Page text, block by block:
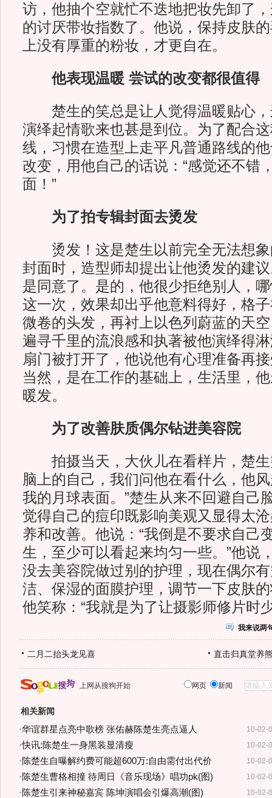
访，他抽个空就忙不迭地把妆先卸了
的讨厌带妆指数了。他说，保持皮肤
上没有厚重的粉妆，才更自在。
他表现温暖 尝试的改变都很值得
楚生的笑总是让人觉得温暖贴心，
演绎起情歌来也甚是到位。为了配合
线，习惯在造型上走平凡普通路线的
改变，用他自己的话说：“感觉还不错
面！”
为了拍专辑封面去烫发
烫发！这是楚生以前完全无法想象
封面时，造型师却提出让他烫发的建
是同意了。是的，他很少拒绝别人，
这一次，效果却出乎他意料得好，格
微卷的头发，再衬上以色列蔚蓝的天
遍寻千里的流浪感和执著被他演绎得
扇门被打开了，他说他有心理准备再
当然，是在工作的基础上，生活里，
暖发。
为了改善肤质偶尔钻进美容院
拍摄当天，大伙儿在看样片，楚生
脑上的自己，我们问他在看什么，他
我的月球表面。”楚生从来不回避自己
觉得自己的痘印既影响美观又显得太
养和改善。他说：“我倒是不要求自己
生，至少可以看起来均匀一些。”他说
没去美容院做过别的护理，现在偶尔
洁、保湿的面膜护理，调节一下皮肤
他笑称：“我就是为了让摄影师修片时
我来说两
二月二抬头龙见喜 直击归真堂养
上网从搜狗开始 网页 新闻
相关新闻
10-02-
·华谊群星点亮中歌榜 张佑赫陈楚生亮点逼人
10-02-
·快讯:陈楚生一身黑装显清瘦
10-02-
·陈楚生自曝解约费可能超600万:自由需付出代价
10-02-
·陈楚生曹格相撞 待周日《音乐现场》唱功pk(图)
10-02-
·陈楚生引来神秘嘉宾 陈坤演唱会引爆高潮(图)